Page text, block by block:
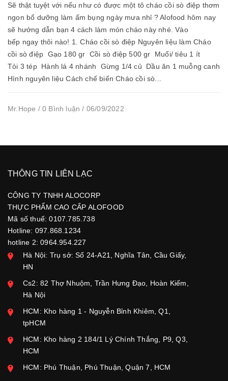
Sẽ thật tuyệt với nếu như có được một tô cháo cồi sò điệp thơm
ngon bổ dưỡng làm ấm bụng ngày mưa nhỉ ? Alofood hôm nay
sẽ hướng dẫn bạn 4 cách làm món cháo này nhé. Vào
bếp ngay thôi nào! 1. Cháo cồi sò điệp Nguyên liệu làm Cháo
cồi sò điệp Gạo 180 gr Cồi sò điệp 500 gr Muối/ tiêu 1 ít
Tỏi 3 tép Hành lá 4 nhánh Gừng 1/4 củ Dầu ăn 1 muỗng canh
Hình nguyên liệu Cách chế biến Cháo cồi sò...
Mr.Hope / 0 Bình luận / 06/09/2022
THÔNG TIN LIÊN LẠC
CÔNG TY TNHH ALOCORP
THỰC PHẨM CAO CẤP ALOFOOD
Mã số thuế: 0107.785.738
Hotline: 097.868.1234
hotline 2: 0964.954.227
Hà Nội: Trụ sở: Số 24-A21, Nghĩa Tân, Cầu Giấy,
HN
Cs2: 82 Thợ Nhuộm, Trần Hưng Đạo, Hoàn Kiếm,
Hà Nội
HCM: Kho hàng 1 - Nguyễn Bỉnh Khiêm, Q1,
tpHCM
HCM: Kho hàng 2 184/1 Lý Chính Thắng, P9, Q3,
HCM
HCM: Phú Thuận, Phú Thuận, Quận 7, HCM